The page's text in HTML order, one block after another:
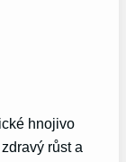
hnojivo
růst a